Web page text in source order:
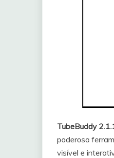
TubeBuddy
poderosa
visível e